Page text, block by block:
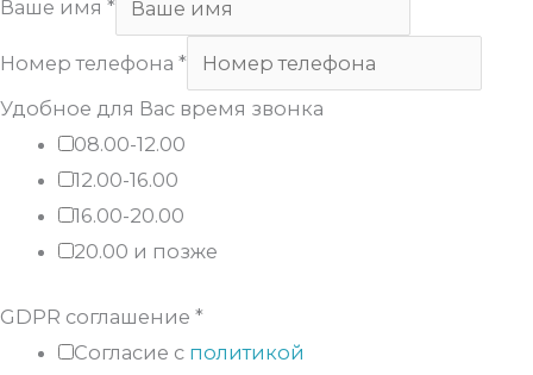
Ваше имя *
Номер телефона *
Удобное для Вас время звонка
08.00-12.00
12.00-16.00
16.00-20.00
20.00 и позже
GDPR соглашение *
Согласие с политикой